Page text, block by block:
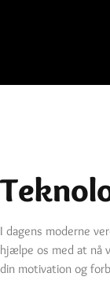
I dagens moderne
hjælpe os med at nå
din motivation og